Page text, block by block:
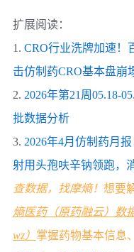
扩展阅读：
1. CRO行业洗牌加速！
击仿制药CRO基本盘崩
2. 2026年第21周05.18-
批数据分析
3. 2026年4月仿制药月
射用头孢呋辛钠领跑，
查数据，找摩熵！ 想要
熵医药（原药融云）数
wz） 掌握药物基本信息